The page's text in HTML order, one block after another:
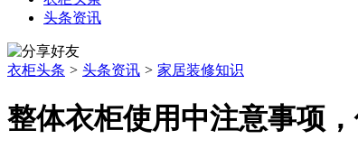
头条资讯
衣柜头条 > 头条资讯 > 家居装修知识
整体衣柜使用中注意事项